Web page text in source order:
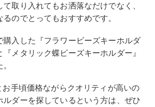
取り入れてもお洒落なだけでなく、
のでとってもおすすめです。
購入した『フラワービーズキーホルダ
メタリック蝶ビーズキーホルダー』
手頃価格ながらクオリティが高いの
ルダーを探しているという方は、ぜひ